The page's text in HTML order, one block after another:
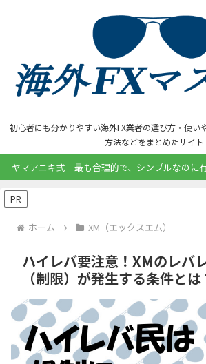
初心者にも分かりやすい海外FX業者の選び方・使い
方法などをまとめたサイト
ヤマアニキ式｜最も合理的で、シンプルなのに
PR
ホーム XM（エックスエム）
ハイレバ要注意！XMのレバ
（制限）が発生する条件とは